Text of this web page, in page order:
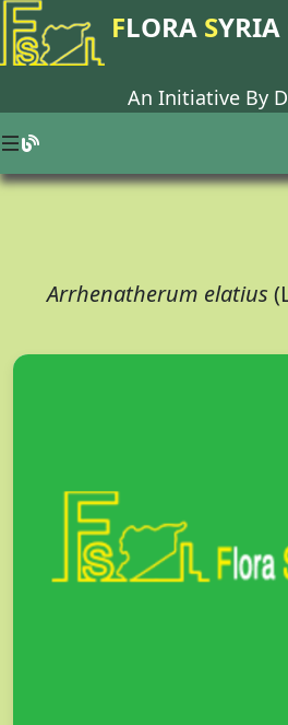
FLORA SYRIA
An Initiative By
Arrhenatherum elatius